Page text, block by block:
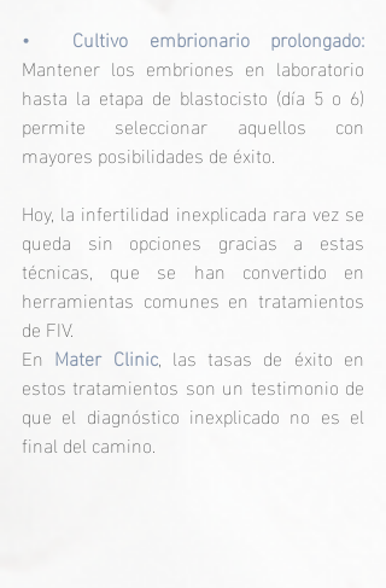
Mantener los embriones en laboratorio
hasta la etapa de blastocisto (día 5 o 6)
permite seleccionar aquellos con
mayores posibilidades de éxito.
Hoy, la infertilidad inexplicada rara vez se
queda sin opciones gracias a estas
técnicas, que se han convertido en
herramientas comunes en tratamientos
de FIV.
En Mater Clinic, las tasas de éxito en
estos tratamientos son un testimonio de
que el diagnóstico inexplicado no es el
final del camino.